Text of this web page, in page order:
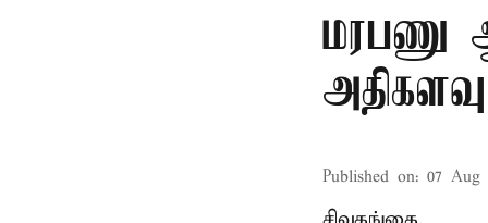
மரபணு
Published on: 07 Aug